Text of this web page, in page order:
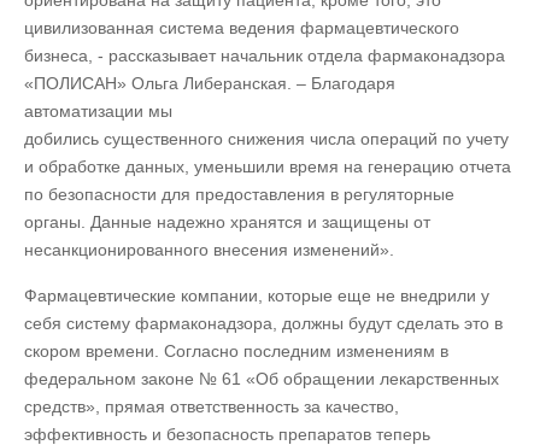
цивилизованная система ведения фармацевтического
бизнеса, - рассказывает начальник отдела фармаконадзора
«ПОЛИСАН» Ольга Либеранская. – Благодаря
автоматизации мы
добились существенного снижения числа операций по учету
и обработке данных, уменьшили время на генерацию отчета
по безопасности для предоставления в регуляторные
органы. Данные надежно хранятся и защищены от
несанкционированного внесения изменений».
Фармацевтические компании, которые еще не внедрили у
себя систему фармаконадзора, должны будут сделать это в
скором времени. Согласно последним изменениям в
федеральном законе № 61 «Об обращении лекарственных
средств», прямая ответственность за качество,
эффективность и безопасность препаратов теперь